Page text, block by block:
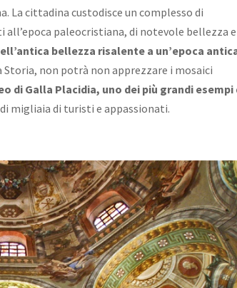
La cittadina custodisce un complesso di
paleocristiana, di notevole bellezza e
bellezza risalente a un’epoca
non potrà non apprezzare i mosaici
di Galla Placidia, uno dei più grandi esempi
migliaia di turisti e appassionati.